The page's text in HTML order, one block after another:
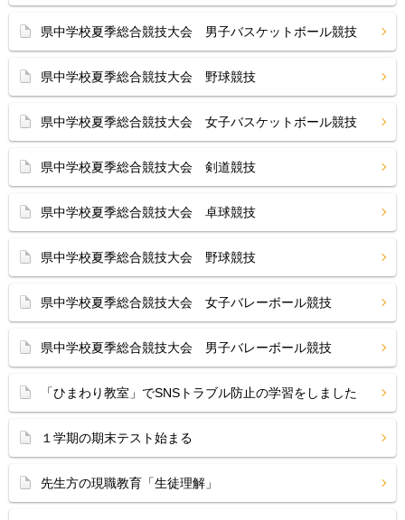
県中学校夏季総合競技大会 男子バスケットボール競技
県中学校夏季総合競技大会 野球競技
県中学校夏季総合競技大会 女子バスケットボール競技
県中学校夏季総合競技大会 剣道競技
県中学校夏季総合競技大会 卓球競技
県中学校夏季総合競技大会 野球競技
県中学校夏季総合競技大会 女子バレーボール競技
県中学校夏季総合競技大会 男子バレーボール競技
「ひまわり教室」でSNSトラブル防止の学習をしました
１学期の期末テスト始まる
先生方の現職教育「生徒理解」